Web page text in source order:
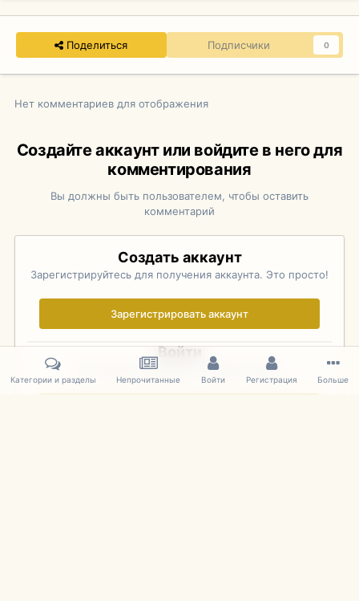
Поделиться Подписчики 0
Нет комментариев для отображения
Создайте аккаунт или войдите в него для
комментирования
Вы должны быть пользователем, чтобы оставить
комментарий
Создать аккаунт
Зарегистрируйтесь для получения аккаунта. Это просто!
Зарегистрировать аккаунт
Войти
Уже зарегистрированы? Войдите здесь.
Категории и разделы Непрочитанные Войти Регистрация Больше